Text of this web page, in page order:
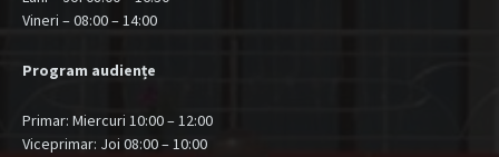
Vineri – 08:00 – 14:00
Program audiențe
Primar: Miercuri 10:00 – 12:00
Viceprimar: Joi 08:00 – 10:00